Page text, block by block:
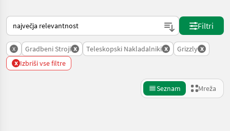
Tako je razvrščeno na Landwirt.com
Filtri
x Gradbeni Stroji x Teleskopski Nakladalniki x Grizzly x
x Izbriši vse filtre
Seznam Mreža